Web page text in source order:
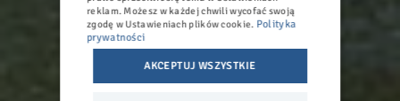
reklam. Możesz w każdej chwili wycofać swoją
zgodę w Ustawieniach plików cookie. Polityka
prywatności
AKCEPTUJ WSZYSTKIE